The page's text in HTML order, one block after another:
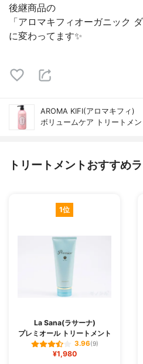
後継商品の
「アロマキフィオーガニック
に変わってます✨
AROMA KIFI(アロマキフィ)
ボリュームケア トリートメン
トリートメントおすすめ
1位
La Sana(ラサーナ)
プレミオール トリートメント
3.96(9)
¥1,980